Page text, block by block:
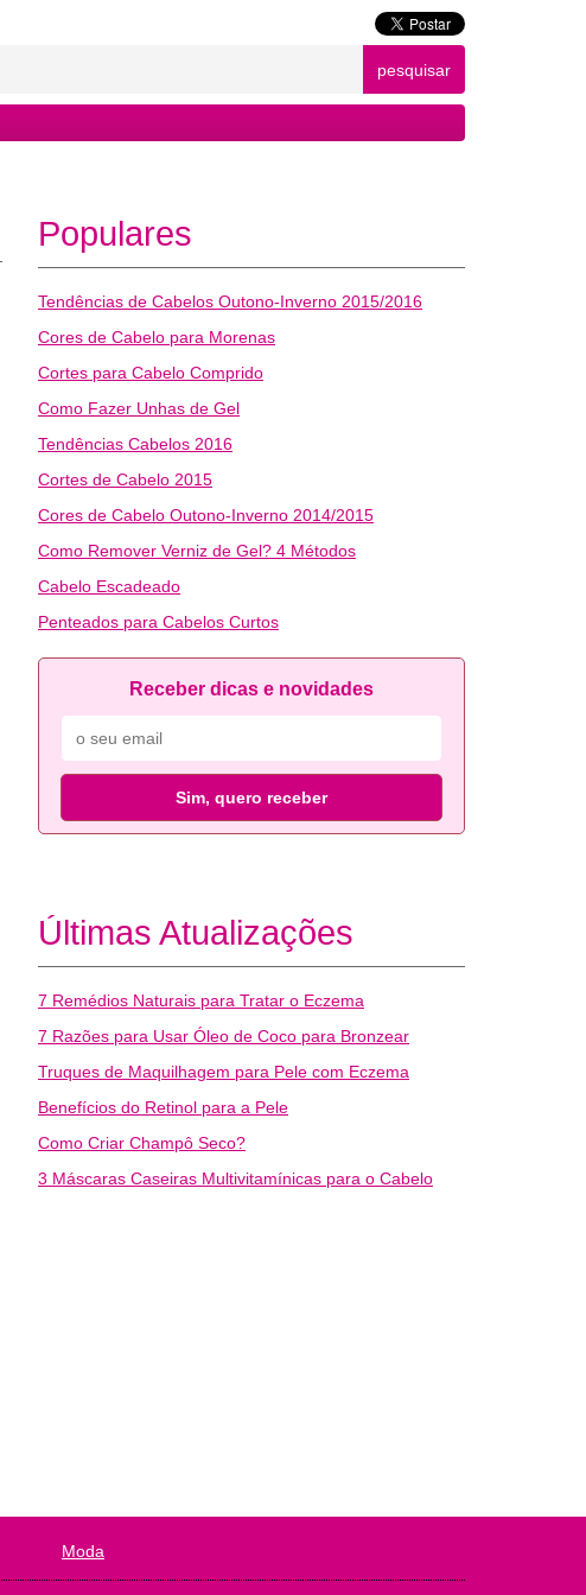
pesquisar
Populares
Tendências de Cabelos Outono-Inverno 2015/2016
Cores de Cabelo para Morenas
Cortes para Cabelo Comprido
Como Fazer Unhas de Gel
Tendências Cabelos 2016
Cortes de Cabelo 2015
Cores de Cabelo Outono-Inverno 2014/2015
Como Remover Verniz de Gel? 4 Métodos
Cabelo Escadeado
Penteados para Cabelos Curtos
Receber dicas e novidades
Sim, quero receber
Últimas Atualizações
7 Remédios Naturais para Tratar o Eczema
7 Razões para Usar Óleo de Coco para Bronzear
Truques de Maquilhagem para Pele com Eczema
Benefícios do Retinol para a Pele
Como Criar Champô Seco?
3 Máscaras Caseiras Multivitamínicas para o Cabelo
Moda